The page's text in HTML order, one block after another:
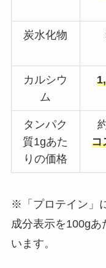
炭水化物
カルシウ
ム
タンパク
質1gあた
りの価格
コ
※「プロテイン」
成分表示を100gあ
います。